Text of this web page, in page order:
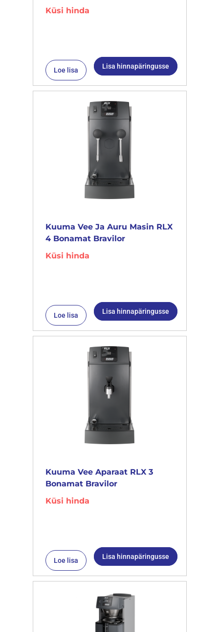
Küsi hinda
Loe lisa Lisa hinnapäringusse
Kuuma Vee Ja Auru Masin RLX
4 Bonamat Bravilor
Küsi hinda
Loe lisa Lisa hinnapäringusse
Kuuma Vee Aparaat RLX 3
Bonamat Bravilor
Küsi hinda
Loe lisa Lisa hinnapäringusse